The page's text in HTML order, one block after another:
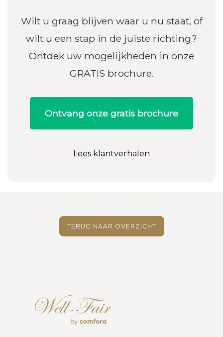
Wilt u graag blijven waar u nu staat, of
wilt u een stap in de juiste richting?
Ontdek uw mogelijkheden in onze
GRATIS brochure.
Ontvang onze gratis brochure
Lees klantverhalen
TERUG NAAR OVERZICHT